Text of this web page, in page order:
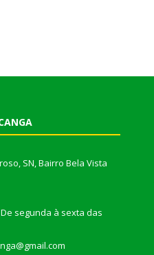
SN, Bairro Bela Vista
segunda à sexta das